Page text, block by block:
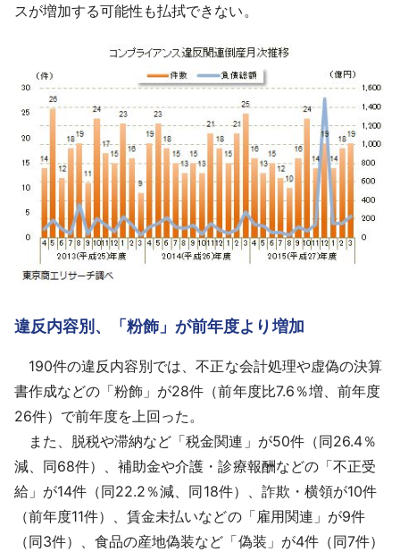
スが増加する可能性も払拭できない。
違反内容別、「粉飾」が前年度より増加
190件の違反内容別では、不正な会計処理や虚偽の決算
書作成などの「粉飾」が28件（前年度比7.6％増、前年度
26件）で前年度を上回った。
また、脱税や滞納など「税金関連」が50件（同26.4％
減、同68件）、補助金や介護・診療報酬などの「不正受
給」が14件（同22.2％減、同18件）、詐欺・横領が10件
（前年度11件）、賃金未払いなどの「雇用関連」が9件
（同3件）、食品の産地偽装など「偽装」が4件（同7件）